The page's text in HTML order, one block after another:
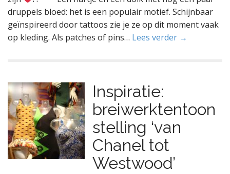
druppels bloed: het is een populair motief. Schijnbaar
geïnspireerd door tattoos zie je ze op dit moment vaak
op kleding. Als patches of pins… Lees verder →
Inspiratie:
breiwerktentoon
stelling ‘van
Chanel tot
Westwood’